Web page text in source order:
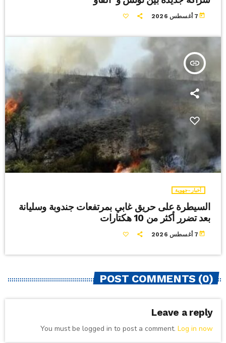
today 7 أغسطس 2026
insert_link
أخبار-جهوية
السيطرة على حريق غابي بمرتفعات جندوبة وسليانة
بعد تضرر أكثر من 10 هكتارات
today 7 أغسطس 2026
POST COMMENTS (0)
Leave a reply
You must be logged in to post a comment. Log in now